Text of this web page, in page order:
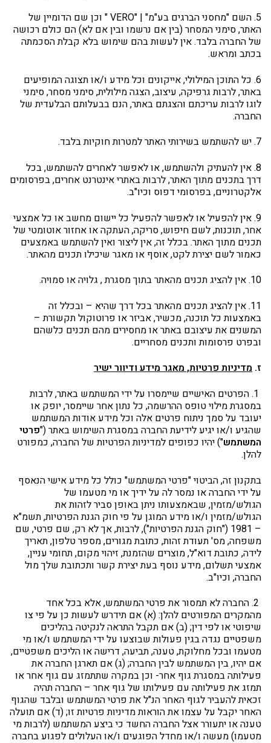
5. השם "מחסני הברגים בע"מ" | "VERO " וכן שם הדומיין של
האתר, סימני המסחר (בין אם נרשמו ובין אם לא) הם כולם רכושה
של החברה בלבד. אין לעשות בהם שימוש בלא קבלת הסכמתה
בכתב ומראש.
6. כל התוכן המילולי, אייקונים וכל מידע ו/או תצוגה המופיעים
באתר, לרבות גרפיקה, עיצוב, הצגה מילולית, סימני מסחר, סימני
לוגו לרבות עריכתם והצגתם באתר, הנם בבעלותם הבלעדית של
החברה.
7. יש להשתמש בשירותי האתר למטרות חוקיות בלבד.
8. אין להעתיק ולהשתמש, או לאפשר לאחרים להשתמש, בכל
דרך בתכנים מתוך האתר, לרבות באתרי אינטרנט אחרים, בפרסומים
אלקטרוניים, בפרסומי דפוס וכיו"ב.
9. אין להפעיל או לאפשר להפעיל כל יישום מחשב או כל אמצעי
אחר, תוכנות, לשם חיפוש, סריקה, העתקה או אחזור אוטומטי של
תכנים מתוך האתר. בכלל זה, אין ליצור ואין להשתמש באמצעים
כאמור לשם יצירת לקט, אוסף או מאגר שיכילו תכנים מהאתר.
10. אין להציג תכנים מהאתר בתוך מסגרת , גלויה או סמויה.
11. אין להציג תכנים מהאתר בכל דרך שהיא – ובכלל זה
באמצעות כל תוכנה, מכשיר, אביזר או פרוטוקול תקשורת –
המשנים את עיצובם באתר או מחסירים מהם תכנים כלשהם
ובפרט פרסומות ותכנים מסחריים.
ז. מדיניות פרטיות, מאגר מידע ודיוור ישיר
1. הפרטים האישיים שיימסרו על ידי המשתמש באתר, לרבות
במסגרת מילוי טופס ההרשמה, כל נתון אחר שיימסר, יופק או
יעובד על סמך ניתוח פרטים אלה וכל מידע אודות המשתמש
שהגיע ו/או יגיע לידיעת החברה במסגרת השימוש באתר ("פרטי
המשתמש") יהיו כפופים למדיניות הפרטיות של החברה, כמפורט
להלן.
בתקנון זה, הביטוי "פרטי המשתמש" כולל כל מידע אישי הנאסף
על ידי החברה או נמסר לה על ידיך או מי מטעמו של
הגולש/מזמין, שבאמצעותו ניתן באופן סביר לזהות את
הגולש/מזמין ו/או מידע המוגן על פי חוק הגנת הפרטיות, תשמ"א
– 1981 ("חוק הגנת הפרטיות"), לרבות, אך לא רק, שם פרטי, שם
משפחה, מס' תעודת זהות, כתובת מגורים, מספר טלפון, תאריך
לידה, כתובת דוא"ל, מוצרים שהזמנת, זיהוי מקום, תחומי עניין,
אמצעי תשלום, מידע נוסף בעת יצירת קשר ותכתובת שלך מול
החברה, וכיו"ב.
2. החברה לא תמסור את פרטי המשתמש, אלא בכל אחד
מהמקרים המפורטים להלן: (א) אם תידרש לעשות כן על פי צו
שיפוטי או לפי דין; (ב) אם תקבל התראה לנקיטה בהליכים
משפטיים נגדה בגין פעולות שבוצעו על ידי המשתמש ו/או מי
מטעמו ובכל מחלוקת, טענה, תביעה, דרישה או הליכים משפטיים,
אם יהיו, בין המשתמש לבין החברה; (ג) אם תארגן החברה את
פעילותה במסגרת גוף אחר- וכן במקרה שתתמזג עם גוף אחר או
תמזג את פעילותה עם פעילותו של גוף אחר – החברה תהיה
זכאית להעביר לגוף האחר הנ"ל את פרטי המשתמש ובלבד שהגוף
האחר יקבל על עצמו את הוראות מדיניות פרטיות זו; (ד) אם תועלה
טענה או יתעורר אצל החברה החשד כי ביצע המשתמש (לרבות מי
מטעמו) מעשה ו/או מחדל הפוגעים ו/או העלולים לפגוע בחברה